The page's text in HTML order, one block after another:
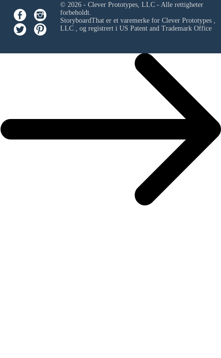
© 2026 - Clever Prototypes, LLC - Alle rettigheter
forbeholdt.
StoryboardThat er et varemerke for Clever Prototypes ,
LLC, og registrert i US Patent and Trademark Office